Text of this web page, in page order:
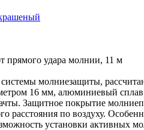
прямого удара молнии, 11 м
молниезащиты,
16 мм, алюминиевый
Защитное покрытие
расстояния по воздуху.
установки